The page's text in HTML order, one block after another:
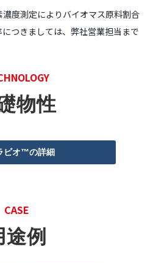
度測定によりバイオマス原料割合
つきましては、弊社営業担当まで
物性
ビオ™の詳細
CASE
途例